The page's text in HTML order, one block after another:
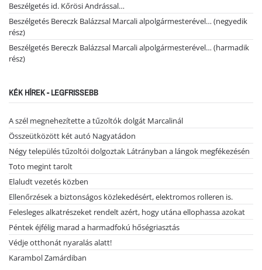
Beszélgetés id. Kőrösi Andrással…
Beszélgetés Bereczk Balázzsal Marcali alpolgármesterével… (negyedik
rész)
Beszélgetés Bereczk Balázzsal Marcali alpolgármesterével… (harmadik
rész)
KÉK HÍREK - LEGFRISSEBB
A szél megnehezítette a tűzoltók dolgát Marcalinál
Összeütközött két autó Nagyatádon
Négy település tűzoltói dolgoztak Látrányban a lángok megfékezésén
Toto megint tarolt
Elaludt vezetés közben
Ellenőrzések a biztonságos közlekedésért, elektromos rolleren is.
Felesleges alkatrészeket rendelt azért, hogy utána ellophassa azokat
Péntek éjfélig marad a harmadfokú hőségriasztás
Védje otthonát nyaralás alatt!
Karambol Zamárdiban